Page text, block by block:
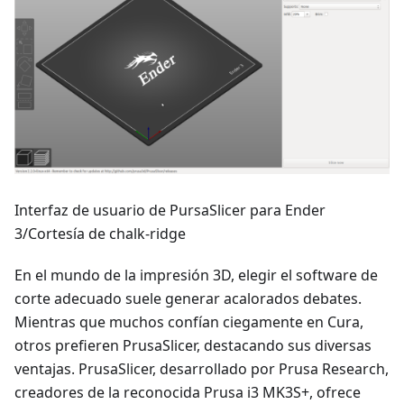
Interfaz de usuario de PursaSlicer para Ender
3/Cortesía de chalk-ridge
En el mundo de la impresión 3D, elegir el software de
corte adecuado suele generar acalorados debates.
Mientras que muchos confían ciegamente en Cura,
otros prefieren PrusaSlicer, destacando sus diversas
ventajas. PrusaSlicer, desarrollado por Prusa Research,
creadores de la reconocida Prusa i3 MK3S+, ofrece